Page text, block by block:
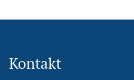
Kontakt